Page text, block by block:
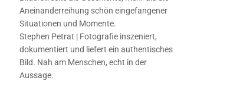
Aneinanderreihung schön eingefangener
Situationen und Momente.
Stephen Petrat | Fotografie inszeniert,
dokumentiert und liefert ein authentisches
Bild. Nah am Menschen, echt in der
Aussage.